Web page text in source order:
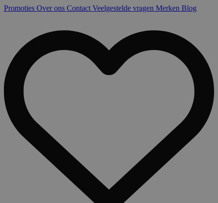
Promoties Over ons Contact Veelgestelde vragen Merken Blog